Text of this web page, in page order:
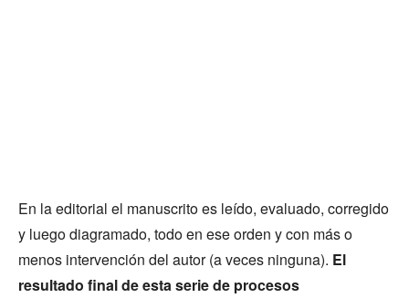
En la editorial el manuscrito es leído, evaluado, corregido
y luego diagramado, todo en ese orden y con más o
menos intervención del autor (a veces ninguna). El
resultado final de esta serie de procesos